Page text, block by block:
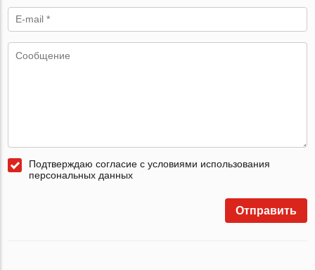
Подтверждаю согласие с условиями использования
персональных данных
Отправить